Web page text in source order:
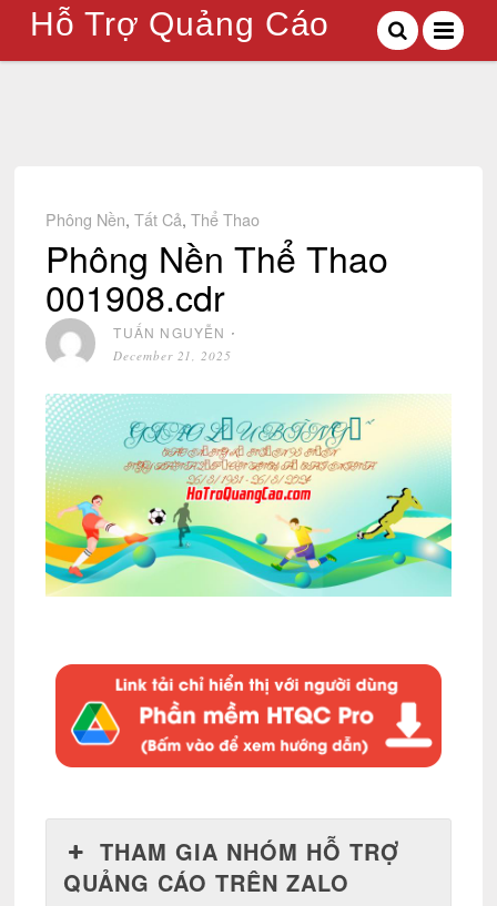
Hỗ Trợ Quảng Cáo
Phông Nền,Tất Cả,Thể Thao
Phông Nền Thể Thao
001908.cdr
TUẤN NGUYỄN ⋅
December 21, 2025
THAM GIA NHÓM HỖ TRỢ
QUẢNG CÁO TRÊN ZALO